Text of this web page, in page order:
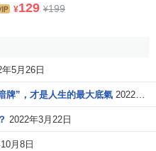
的選項——只有在你大部分
個策略，一頭配短債，
提供流動性
合預期的波動造成的不可
資產配置
¥129 ¥199
5月26日
牌”，才是人生的最大底氣 2022年4月27日
2022年3月22日
月8日